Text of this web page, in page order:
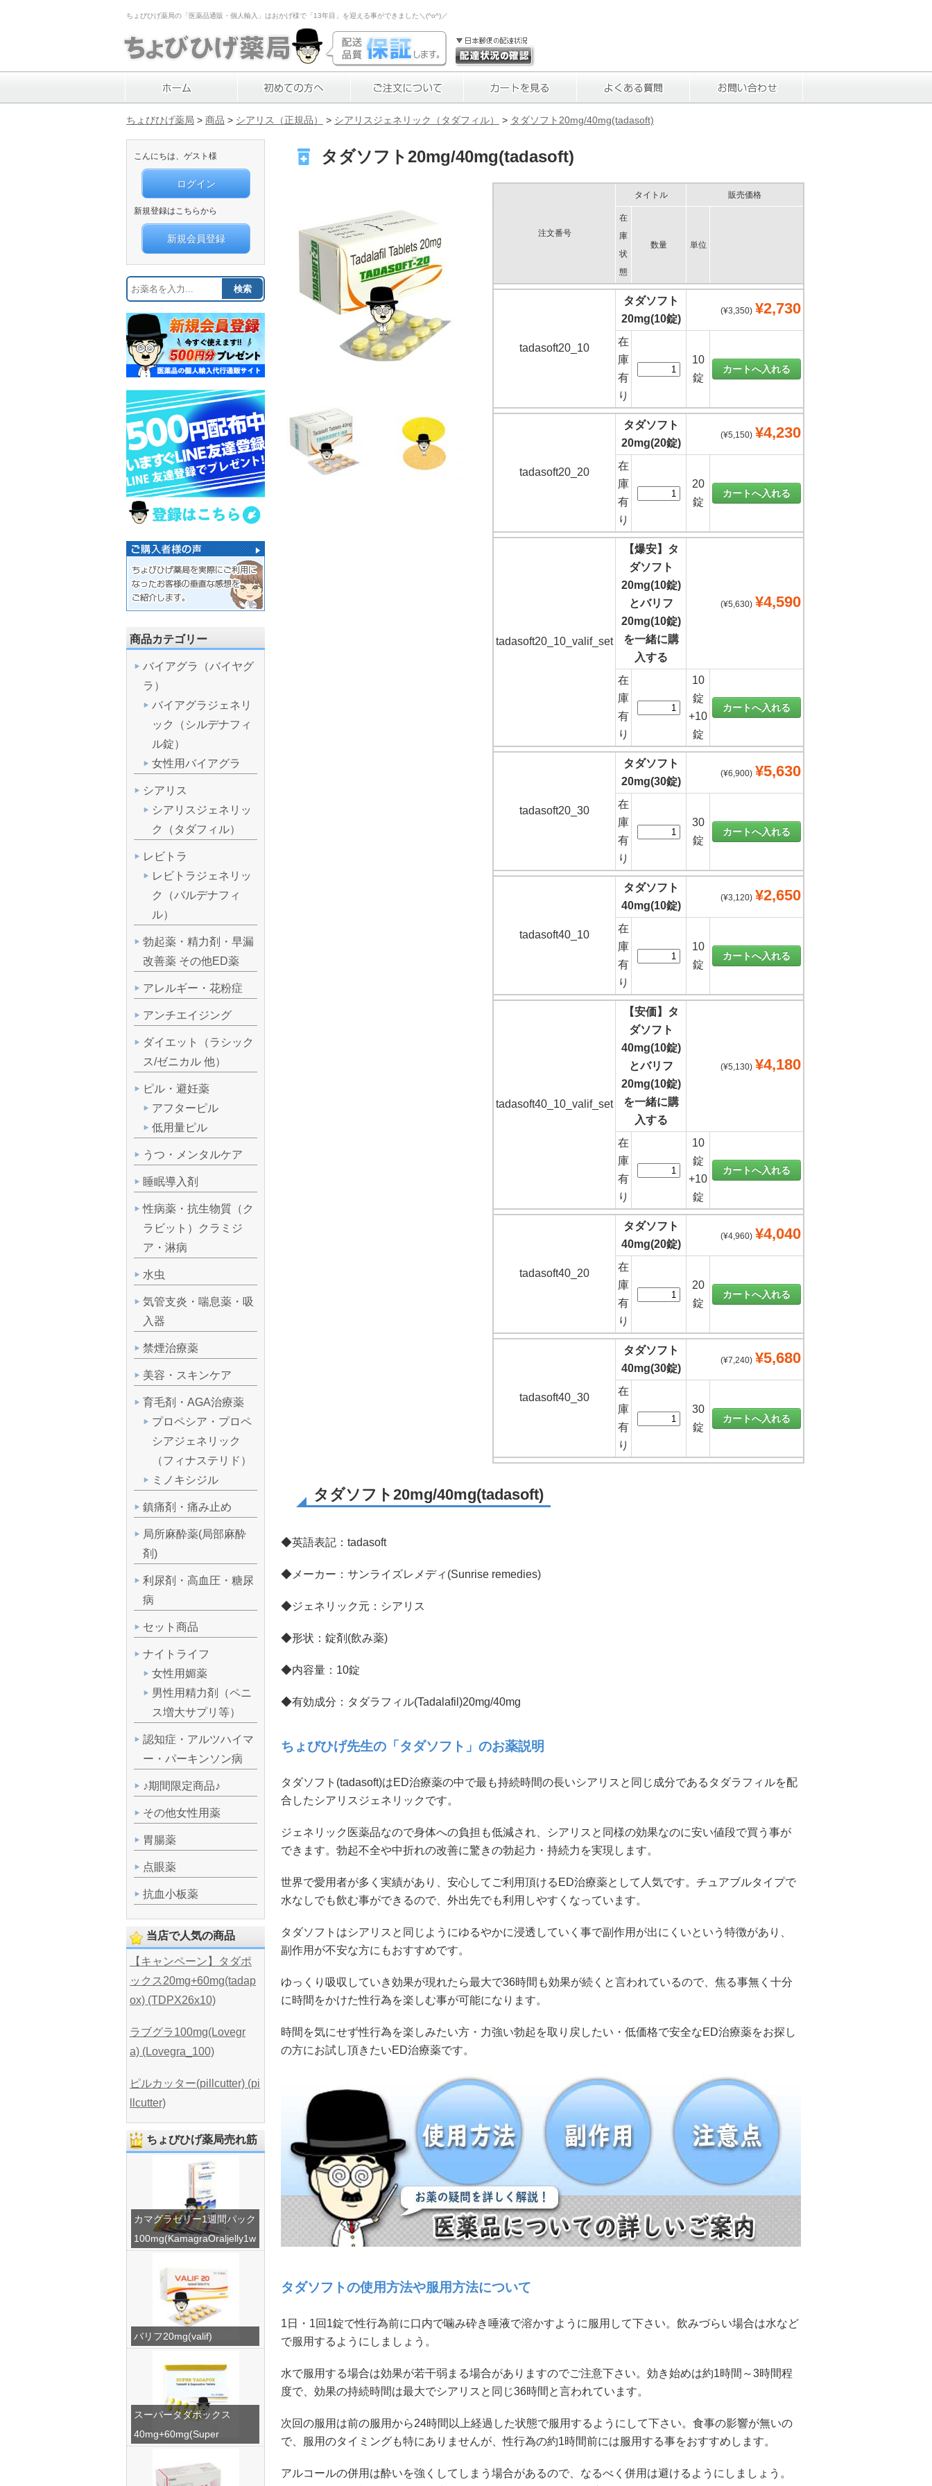
ちょびひげ薬局の「医薬品通販・個人輸入」はおかげ様で「13年目」を迎える事ができました＼(^o^)／
ちょびひげ薬局 > 商品 > シアリス（正規品） > シアリスジェネリック（タダフィル） > タダソフト20mg/40mg(tadasoft)
タダソフト20mg/40mg(tadasoft)
注文番号
タイトル 販売価格
在
庫
状
態
数量 単位
tadasoft20_10
タダソフト
20mg(10錠)
(¥3,350) ¥2,730
在
庫
有
り
10
錠
tadasoft20_20
タダソフト
20mg(20錠)
(¥5,150) ¥4,230
在
庫
有
り
20
錠
tadasoft20_10_valif_set
【爆安】タ
ダソフト
20mg(10錠)
とバリフ
20mg(10錠)
を一緒に購
入する
(¥5,630) ¥4,590
在
庫
有
り
10
錠
+10
錠
tadasoft20_30
タダソフト
20mg(30錠)
(¥6,900) ¥5,630
在
庫
有
り
30
錠
tadasoft40_10
タダソフト
40mg(10錠)
(¥3,120) ¥2,650
在
庫
有
り
10
錠
tadasoft40_10_valif_set
【安価】タ
ダソフト
40mg(10錠)
とバリフ
20mg(10錠)
を一緒に購
入する
(¥5,130) ¥4,180
在
庫
有
り
10
錠
+10
錠
tadasoft40_20
タダソフト
40mg(20錠)
(¥4,960) ¥4,040
在
庫
有
り
20
錠
tadasoft40_30
タダソフト
40mg(30錠)
(¥7,240) ¥5,680
在
庫
有
り
30
錠
タダソフト20mg/40mg(tadasoft)
◆英語表記：tadasoft
◆メーカー：サンライズレメディ(Sunrise remedies)
◆ジェネリック元：シアリス
◆形状：錠剤(飲み薬)
◆内容量：10錠
◆有効成分：タダラフィル(Tadalafil)20mg/40mg
ちょびひげ先生の「タダソフト」のお薬説明
タダソフト(tadasoft)はED治療薬の中で最も持続時間の長いシアリスと同じ成分であるタダラフィルを配
合したシアリスジェネリックです。
ジェネリック医薬品なので身体への負担も低減され、シアリスと同様の効果なのに安い値段で買う事が
できます。勃起不全や中折れの改善に驚きの勃起力・持続力を実現します。
世界で愛用者が多く実績があり、安心してご利用頂けるED治療薬として人気です。チュアブルタイプで
水なしでも飲む事ができるので、外出先でも利用しやすくなっています。
タダソフトはシアリスと同じようにゆるやかに浸透していく事で副作用が出にくいという特徴があり、
副作用が不安な方にもおすすめです。
ゆっくり吸収していき効果が現れたら最大で36時間も効果が続くと言われているので、焦る事無く十分
に時間をかけた性行為を楽しむ事が可能になります。
時間を気にせず性行為を楽しみたい方・力強い勃起を取り戻したい・低価格で安全なED治療薬をお探し
の方にお試し頂きたいED治療薬です。
タダソフトの使用方法や服用方法について
1日・1回1錠で性行為前に口内で噛み砕き唾液で溶かすように服用して下さい。飲みづらい場合は水など
で服用するようにしましょう。
水で服用する場合は効果が若干弱まる場合がありますのでご注意下さい。効き始めは約1時間～3時間程
度で、効果の持続時間は最大でシアリスと同じ36時間と言われています。
次回の服用は前の服用から24時間以上経過した状態で服用するようにして下さい。食事の影響が無いの
で、服用のタイミングも特にありませんが、性行為の約1時間前には服用する事をおすすめします。
アルコールの併用は酔いを強くしてしまう場合があるので、なるべく併用は避けるようにしましょう。
こんにちは、ゲスト様
ログイン
新規登録はこちらから
新規会員登録
検索
商品カテゴリー
バイアグラ（バイヤグ
ラ）
バイアグラジェネリ
ック（シルデナフィ
ル錠）
女性用バイアグラ
シアリス
シアリスジェネリッ
ク（タダフィル）
レビトラ
レビトラジェネリッ
ク（バルデナフィ
ル）
勃起薬・精力剤・早漏
改善薬 その他ED薬
アレルギー・花粉症
アンチエイジング
ダイエット（ラシック
ス/ゼニカル 他）
ピル・避妊薬
アフターピル
低用量ピル
うつ・メンタルケア
睡眠導入剤
性病薬・抗生物質（ク
ラビット）クラミジ
ア・淋病
水虫
気管支炎・喘息薬・吸
入器
禁煙治療薬
美容・スキンケア
育毛剤・AGA治療薬
プロペシア・プロペ
シアジェネリック
（フィナステリド）
ミノキシジル
鎮痛剤・痛み止め
局所麻酔薬(局部麻酔
剤)
利尿剤・高血圧・糖尿
病
セット商品
ナイトライフ
女性用媚薬
男性用精力剤（ペニ
ス増大サプリ等）
認知症・アルツハイマ
ー・パーキンソン病
♪期間限定商品♪
その他女性用薬
胃腸薬
点眼薬
抗血小板薬
当店で人気の商品
【キャンペーン】タダポ
ックス20mg+60mg(tadap
ox) (TDPX26x10)
ラブグラ100mg(Lovegr
a) (Lovegra_100)
ピルカッター(pillcutter) (pi
llcutter)
ちょびひげ薬局売れ筋
カマグラゼリー1週間パック
100mg(KamagraOraljelly1w
バリフ20mg(valif)
スーパータダポックス
40mg+60mg(Super